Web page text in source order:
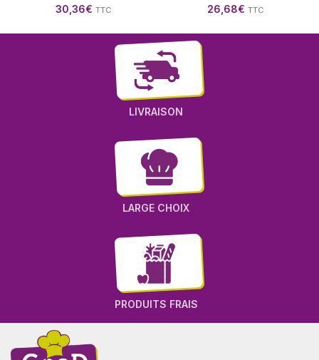
30,36€ TTC 26,68€ TTC
LIVRAISON
LARGE CHOIX
PRODUITS FRAIS